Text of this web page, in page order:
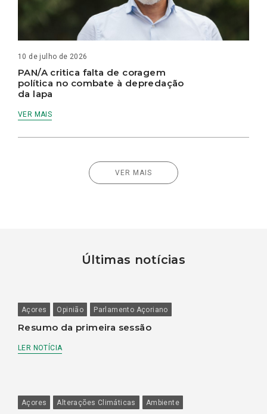
10 de julho de 2026
PAN/A critica falta de coragem
política no combate à depredação
da lapa
VER MAIS
VER MAIS
Últimas notícias
Açores Opinião Parlamento Açoriano
Resumo da primeira sessão
LER NOTÍCIA
Açores Alterações Climáticas Ambiente